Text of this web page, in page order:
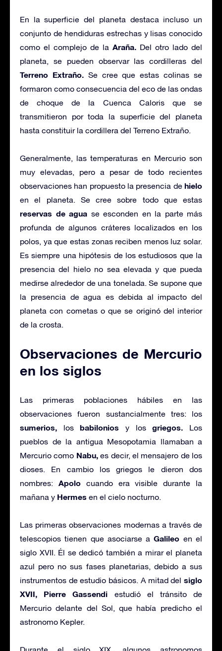
En la superficie del planeta destaca incluso un
conjunto de hendiduras estrechas y lisas conocido
como el complejo de la Araña. Del otro lado del
planeta, se pueden observar las cordilleras del
Terreno Extraño.Se cree que estas colinas se
formaron como consecuencia del eco de las ondas
de choque de la Cuenca Caloris que se
transmitieron por toda la superficie del planeta
hasta constituir la cordillera del Terreno Extraño.
Generalmente, las temperaturas en Mercurio son
muy elevadas, pero a pesar de todo recientes
observaciones han propuesto la presencia dehielo
en el planeta. Se cree sobre todo que estas
reservas de agua se esconden en la parte más
profunda de algunos cráteres localizados en los
polos, ya que estas zonas reciben menos luz solar.
Es siempre una hipótesis de los estudiosos que la
presencia del hielo no sea elevada y que pueda
medirse alrededor de una tonelada. Se supone que
la presencia de agua es debida al impacto del
planeta con cometas o que se originó del interior
de la crosta.
Observaciones de Mercurio
en los siglos
Las primeras poblaciones hábiles en las
observaciones fueron sustancialmente tres: los
sumerios, losbabilonios y losgriegos. Los
pueblos de la antigua Mesopotamia llamaban a
Mercurio como Nabu,es decir, el mensajero de los
dioses. En cambio los griegos le dieron dos
nombres: Apolocuando era visible durante la
mañana y Hermes en el cielo nocturno.
Las primeras observaciones modernas a través de
telescopios tienen que asociarse aGalileo en el
siglo XVII. Él se dedicó también a mirar el planeta
azul pero no sus fases planetarias, debido a sus
instrumentos de estudio básicos. A mitad del siglo
XVII,
Pierre Gassendi estudió el tránsito de
Mercurio delante del Sol, que había predicho el
astronomo Kepler.